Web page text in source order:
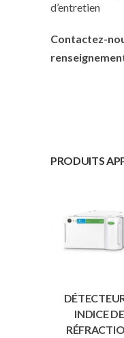
d’entretien
Contactez-
PRODUITS
INDICE DE